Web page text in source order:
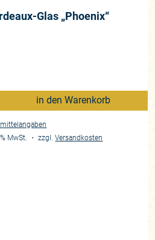
Glas „Phoenix“
in den Warenkorb
MwSt. ・zzgl.Versandkosten